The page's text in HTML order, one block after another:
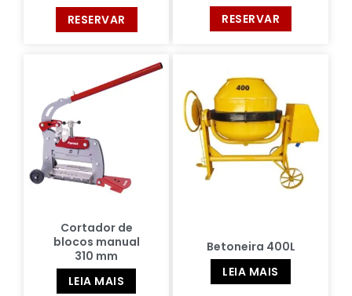
RESERVAR RESERVAR
Cortador de
blocos manual
310 mm
LEIA MAIS
Betoneira 400L
LEIA MAIS